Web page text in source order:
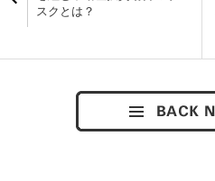
スクとは？